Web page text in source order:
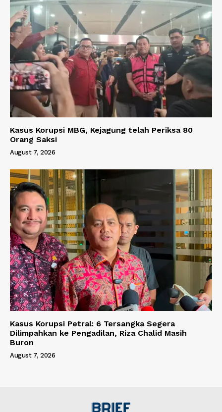
Kasus Korupsi MBG, Kejagung telah Periksa 80
Orang Saksi
August 7, 2026
Kasus Korupsi Petral: 6 Tersangka Segera
Dilimpahkan ke Pengadilan, Riza Chalid Masih
Buron
August 7, 2026